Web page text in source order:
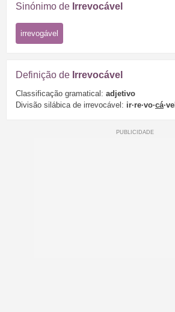
Sinónimo de Irrevocável
irrevogável
Definição de Irrevocável
Classificação gramatical: adjetivo
Divisão silábica de irrevocável: ir·re·vo·cá·vel